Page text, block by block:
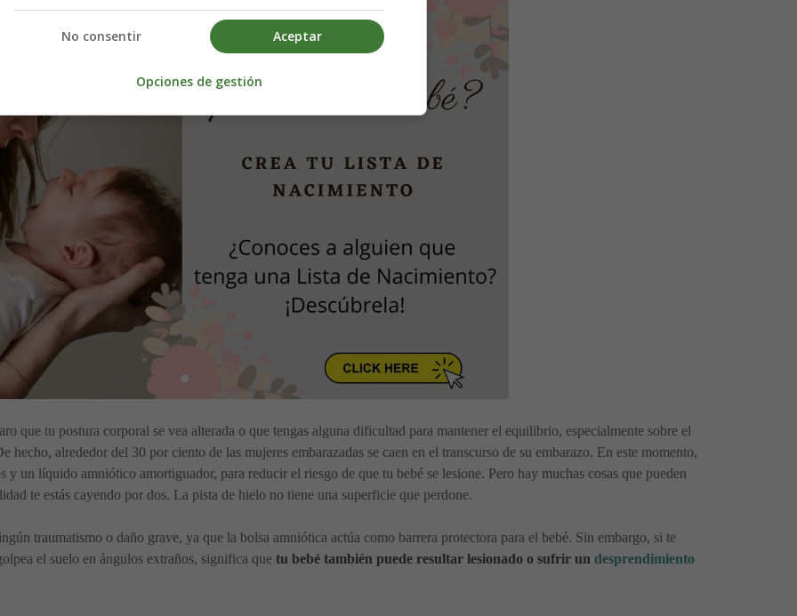
que tu postura corporal se vea alterada o que tengas alguna dificultad para mantener el equilibrio, especialmente sobre el
hecho, alrededor del 30 por ciento de las mujeres embarazadas se caen en el transcurso de su embarazo. En este momento,
un líquido amniótico amortiguador, para reducir el riesgo de que tu bebé se lesione. Pero hay muchas cosas que pueden
te estás cayendo por dos. La pista de hielo no tiene una superficie que perdone.
traumatismo o daño grave, ya que la bolsa amniótica actúa como barrera protectora para el bebé. Sin embargo, si te
el suelo en ángulos extraños, significa que tu bebé también puede resultar lesionado o sufrir un desprendimiento
Aceptar
No consentir
Opciones de gestión